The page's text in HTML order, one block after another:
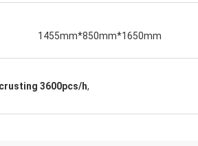
1455mm*850mm*1650mm
3600pcs/h,